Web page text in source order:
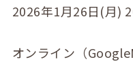
2026年1月26日(月)
オンライン（